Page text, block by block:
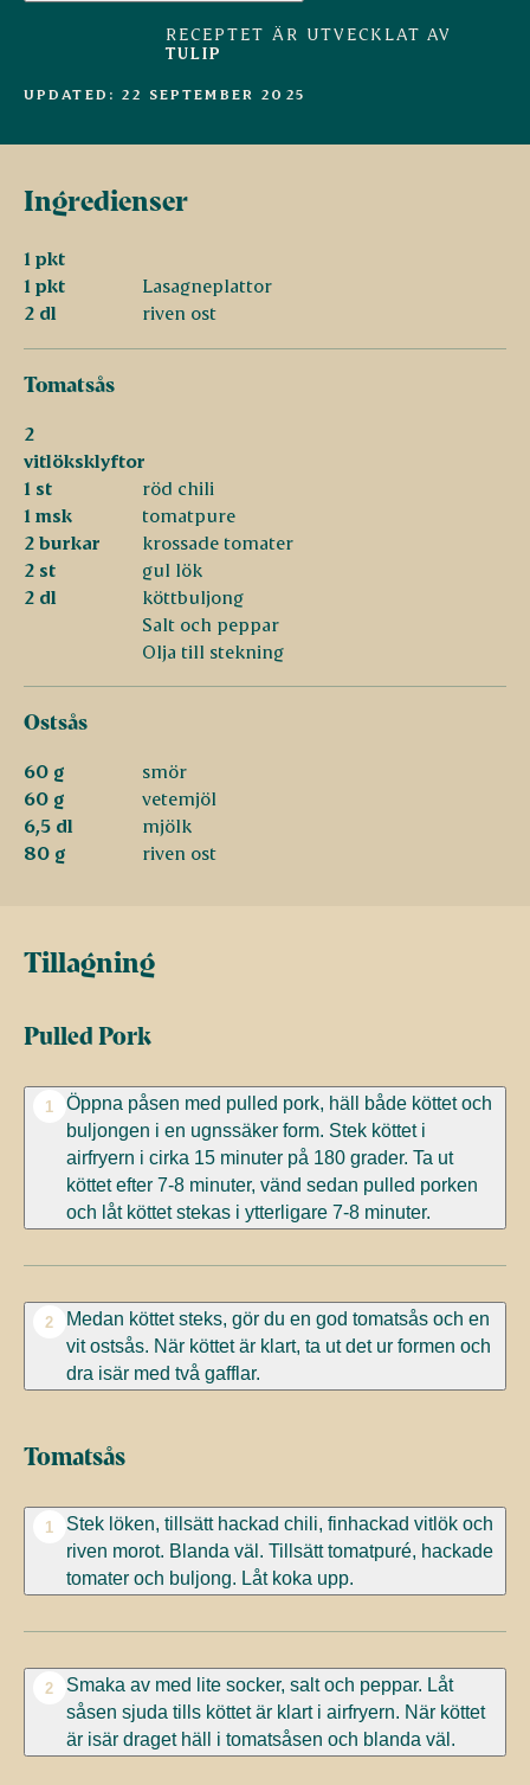
RECEPTET ÄR UTVECKLAT AV
TULIP
UPDATED: 22 SEPTEMBER 2025
Ingredienser
1 pkt
1 pkt
Lasagneplattor
2 dl
riven ost
Tomatsås
2
vitlöksklyftor
1 st
röd chili
1 msk
tomatpure
2 burkar
krossade tomater
2 st
gul lök
2 dl
köttbuljong
Salt och peppar
Olja till stekning
Ostsås
60 g
smör
60 g
vetemjöl
6,5 dl
mjölk
80 g
riven ost
Tillagning
Pulled Pork
1
Öppna påsen med pulled pork, häll både köttet och
buljongen i en ugnssäker form. Stek köttet i
airfryern i cirka 15 minuter på 180 grader. Ta ut
köttet efter 7-8 minuter, vänd sedan pulled porken
och låt köttet stekas i ytterligare 7-8 minuter.
2
Medan köttet steks, gör du en god tomatsås och en
vit ostsås. När köttet är klart, ta ut det ur formen och
dra isär med två gafflar.
Tomatsås
1
Stek löken, tillsätt hackad chili, finhackad vitlök och
riven morot. Blanda väl. Tillsätt tomatpuré, hackade
tomater och buljong. Låt koka upp.
2
Smaka av med lite socker, salt och peppar. Låt
såsen sjuda tills köttet är klart i airfryern. När köttet
är isär draget häll i tomatsåsen och blanda väl.